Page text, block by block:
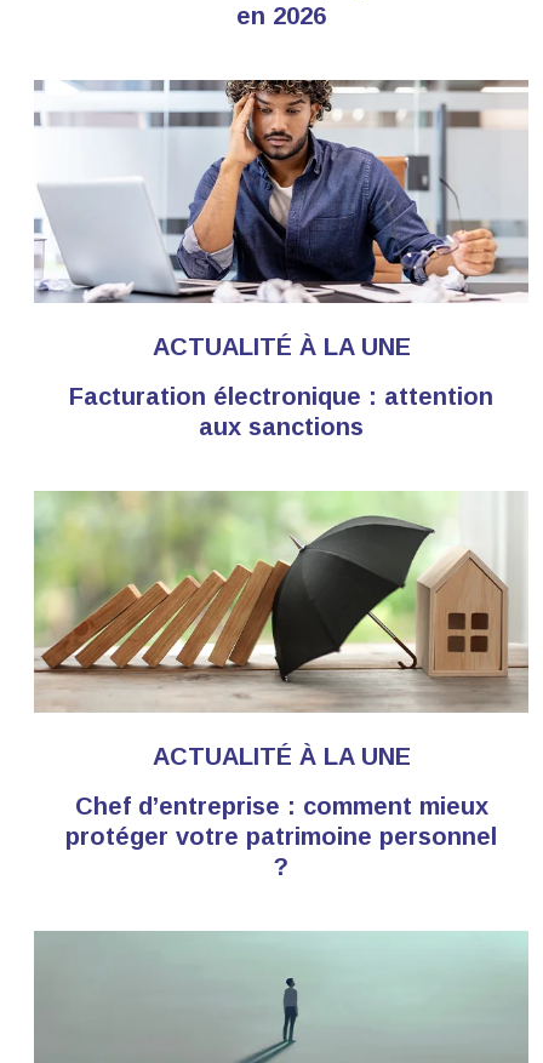
en 2026
ACTUALITÉ À LA UNE
Facturation électronique : attention
aux sanctions
ACTUALITÉ À LA UNE
Chef d’entreprise : comment mieux
protéger votre patrimoine personnel
?